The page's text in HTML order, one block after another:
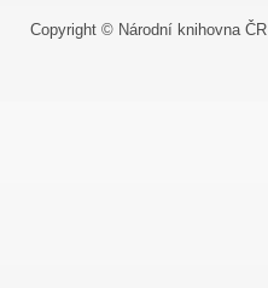
Copyright © Národní knihovna ČR